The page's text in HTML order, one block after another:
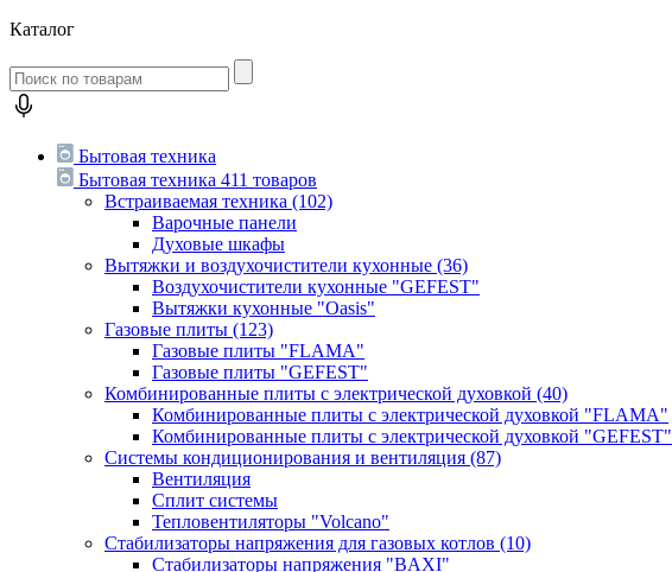
Каталог
Бытовая техника
Бытовая техника 411 товаров
Встраиваемая техника (102)
Варочные панели
Духовые шкафы
Вытяжки и воздухочистители кухонные (36)
Воздухочистители кухонные "GEFEST"
Вытяжки кухонные "Oasis"
Газовые плиты (123)
Газовые плиты "FLAMA"
Газовые плиты "GEFEST"
Комбинированные плиты с электрической духовкой (40)
Комбинированные плиты с электрической духовкой "FLAMA"
Комбинированные плиты с электрической духовкой "GEFEST"
Системы кондиционирования и вентиляция (87)
Вентиляция
Сплит системы
Тепловентиляторы "Volcano"
Стабилизаторы напряжения для газовых котлов (10)
Стабилизаторы напряжения "BAXI"